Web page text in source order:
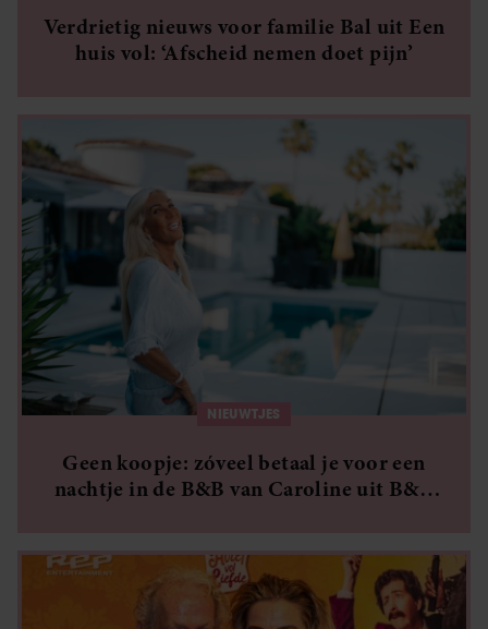
Verdrietig nieuws voor familie Bal uit Een
huis vol: ‘Afscheid nemen doet pijn’
NIEUWTJES
Geen koopje: zóveel betaal je voor een
nachtje in de B&B van Caroline uit B&B